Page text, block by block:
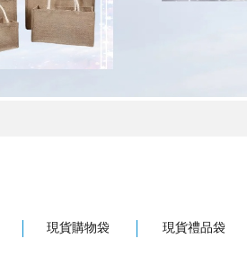
現貨購物袋 現貨禮品袋